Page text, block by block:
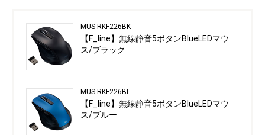
MUS-RKF226BK
【F_line】無線静音5ボタンBlueLEDマウ
ス/ブラック
MUS-RKF226BL
【F_line】無線静音5ボタンBlueLEDマウ
ス/ブルー